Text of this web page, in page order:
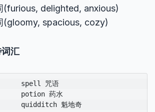
(furious, delighted, anxious)
(gloomy, spacious, cozy)
汇
spell 咒语
potion 药水
muggle 麻瓜        quidditch 魁地奇